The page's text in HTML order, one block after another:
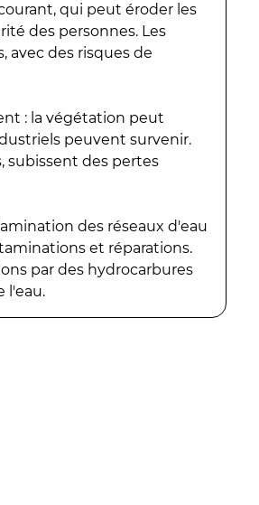
qui peut éroder les
des personnes. Les
avec des risques de
: la végétation peut
peuvent survenir.
subissent des pertes
des réseaux d'eau
et réparations.
par des hydrocarbures
l'eau.